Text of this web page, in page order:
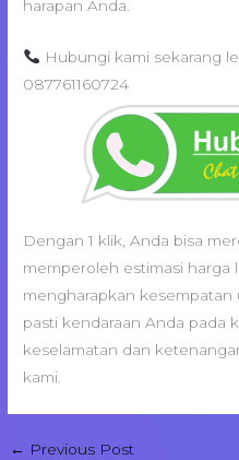
harapan Anda.
Hubungi kami sekarang
087761160724
Dengan 1 klik, Anda bisa
memperoleh estimasi harga
mengharapkan kesempatan
pasti kendaraan Anda pada
keselamatan dan
kami.
← Previous Post